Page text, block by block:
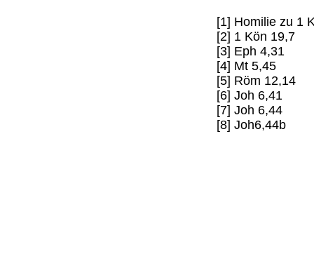
[1] Homilie zu 1
[2] 1 Kön 19,7
[3] Eph 4,31
[4] Mt 5,45
[5] Röm 12,14
[6] Joh 6,41
[7] Joh 6,44
[8] Joh6,44b